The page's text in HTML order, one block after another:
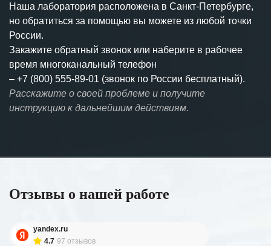
Наша лаборатория расположена в Санкт-Петербурге,
но обратиться за помощью вы можете из любой точки
России.
Закажите обратный звонок или наберите в рабочее
время многоканальный телефон
– +7 (800) 555-89-01 (звонок по России бесплатный).
Расскажите о своей проблеме и получите
инструкцию к дальнейшим действиям.
Отзывы о нашей работе
yandex.ru
4.7 97 отзывов